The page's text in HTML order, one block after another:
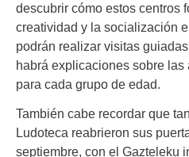
descubrir cómo estos centros
creatividad y la socialización
podrán realizar visitas
habrá explicaciones sobre
para cada grupo de edad.
También cabe recordar que
Ludoteca reabrieron sus
septiembre, con el Gazteleku